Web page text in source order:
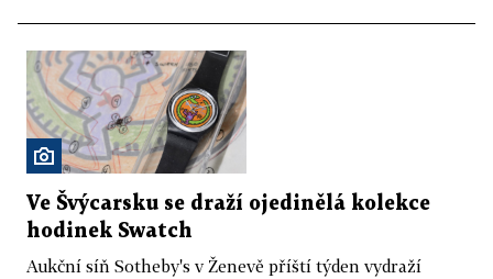
Ve Švýcarsku se draží ojedinělá kolekce
hodinek Swatch
Aukční síň Sotheby's v Ženevě příští týden vydraží